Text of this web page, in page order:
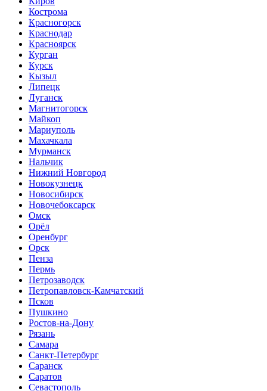
Кострома
Красногорск
Краснодар
Красноярск
Курган
Курск
Кызыл
Липецк
Луганск
Магнитогорск
Майкоп
Мариуполь
Махачкала
Мурманск
Нальчик
Нижний Новгород
Новокузнецк
Новосибирск
Новочебоксарск
Омск
Орёл
Оренбург
Орск
Пенза
Пермь
Петрозаводск
Петропавловск-Камчатский
Псков
Пушкино
Ростов-на-Дону
Рязань
Самара
Санкт-Петербург
Саранск
Саратов
Севастополь